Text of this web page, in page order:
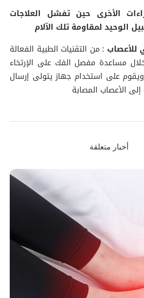
الأخرى حين تفشل العلاجات
الوحيد لمقاومة تلك الآلام
للأعصاب : من التقنيات الطبية الفعالة
مساعدة مفصل الفك على الإرتخاء
على استخدام جهاز يتولى إرسال
إلى الأعصاب المصابة
أخبار متعلقة